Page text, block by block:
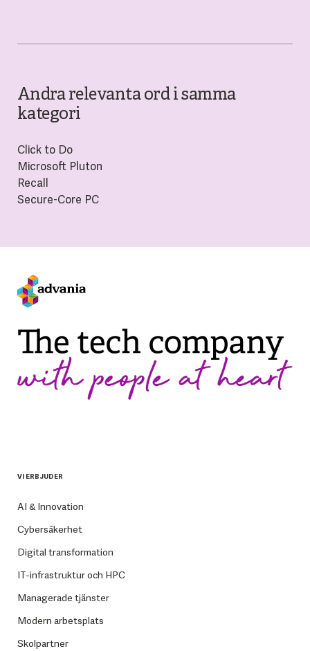
Andra relevanta ord i samma
kategori
Click to Do
Microsoft Pluton
Recall
Secure-Core PC
VI ERBJUDER
AI & Innovation
Cybersäkerhet
Digital transformation
IT-infrastruktur och HPC
Managerade tjänster
Modern arbetsplats
Skolpartner